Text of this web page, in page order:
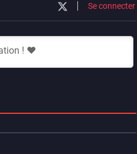
Se connecter